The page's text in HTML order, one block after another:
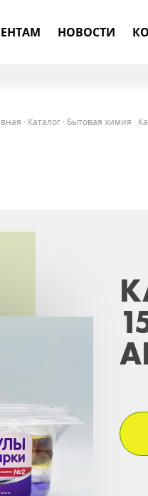
НОВОСТИ
· Каталог · Бытовая химия ·